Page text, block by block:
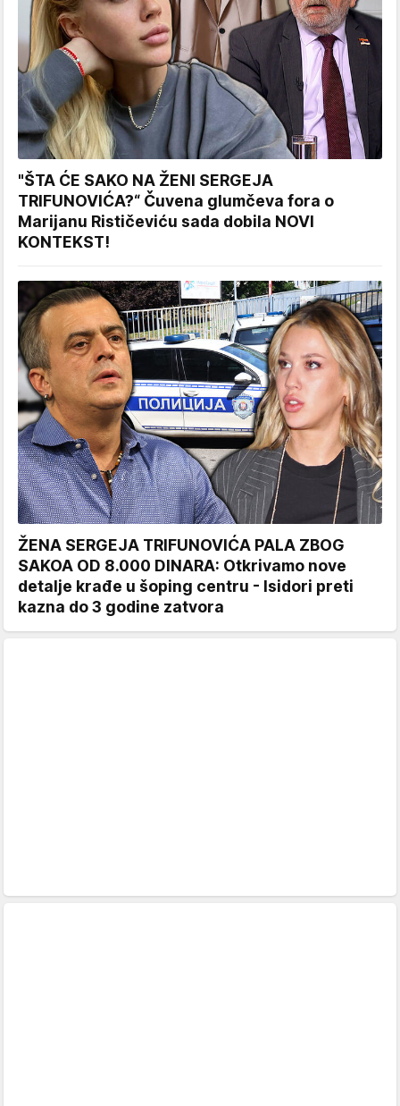
"ŠTA ĆE SAKO NA ŽENI SERGEJA
TRIFUNOVIĆA?“ Čuvena glumčeva fora o
Marijanu Rističeviću sada dobila NOVI
KONTEKST!
ŽENA SERGEJA TRIFUNOVIĆA PALA ZBOG
SAKOA OD 8.000 DINARA: Otkrivamo nove
detalje krađe u šoping centru - Isidori preti
kazna do 3 godine zatvora